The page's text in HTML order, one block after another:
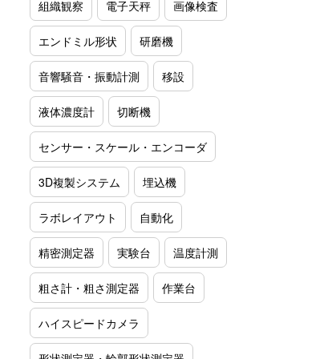
組織観察 電子天秤 画像検査
エンドミル形状 研磨機
音響騒音・振動計測 移設
液体濃度計 切断機
センサー・スケール・エンコーダ
3D複製システム 埋込機
ラボレイアウト 自動化
精密測定器 実験台 温度計測
粗さ計・粗さ測定器 作業台
ハイスピードカメラ